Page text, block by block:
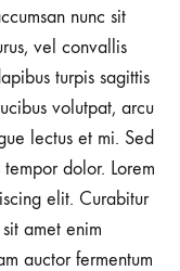
nunc sit
vel convallis
turpis sagittis
volutpat, arcu
lectus et mi. Sed
dolor. Lorem
elit. Curabitur
amet enim
auctor fermentum